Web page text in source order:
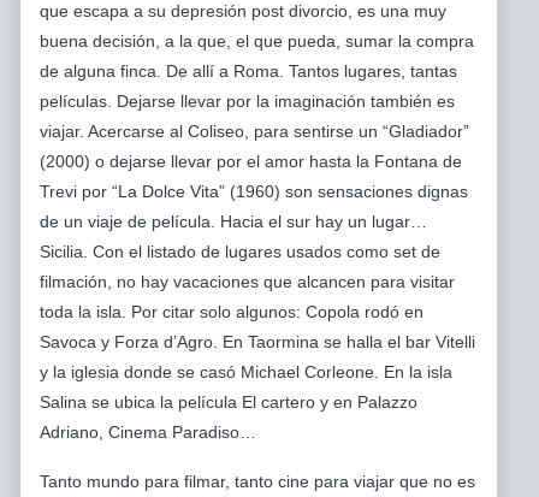
que escapa a su depresión post divorcio, es una muy
buena decisión, a la que, el que pueda, sumar la compra
de alguna finca. De allí a Roma. Tantos lugares, tantas
películas. Dejarse llevar por la imaginación también es
viajar. Acercarse al Coliseo, para sentirse un “Gladiador”
(2000) o dejarse llevar por el amor hasta la Fontana de
Trevi por “La Dolce Vita” (1960) son sensaciones dignas
de un viaje de película. Hacia el sur hay un lugar…
Sicilia. Con el listado de lugares usados como set de
filmación, no hay vacaciones que alcancen para visitar
toda la isla. Por citar solo algunos: Copola rodó en
Savoca y Forza d’Agro. En Taormina se halla el bar Vitelli
y la iglesia donde se casó Michael Corleone. En la isla
Salina se ubica la película El cartero y en Palazzo
Adriano, Cinema Paradiso…
Tanto mundo para filmar, tanto cine para viajar que no es